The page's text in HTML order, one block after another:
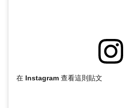
在 Instagram 查看這則貼文